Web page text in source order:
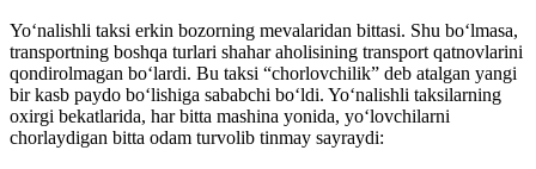
Yo‘nalishli taksi erkin bozorning mevalaridan bittasi. Shu bo‘lmasa,
transportning boshqa turlari shahar aholisining transport qatnovlarini
qondirolmagan bo‘lardi. Bu taksi “chorlovchilik” deb atalgan yangi
bir kasb paydo bo‘lishiga sababchi bo‘ldi. Yo‘nalishli taksilarning
oxirgi bekatlarida, har bitta mashina yonida, yo‘lovchilarni
chorlaydigan bitta odam turvolib tinmay sayraydi: